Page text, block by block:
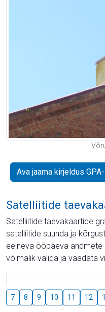
Ava jaama kirjeldus
Satelliitide
Satelliitide taevakaartide
satelliitide suunda ja
eelneva ööpäeva andmete
võimalik valida ja vaadata
7 8 9 10 11 12